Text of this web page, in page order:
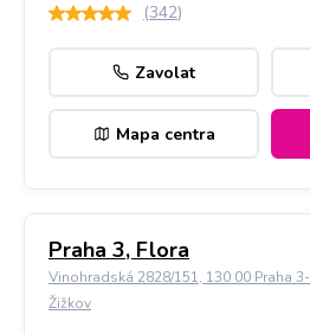
(342)
Zavolat
Mapa centra
Praha 3, Flora
Vinohradská 2828/151, 130 00 Praha 3-
Žižkov